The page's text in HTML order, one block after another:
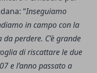
“Inseguiamo
in campo con la
perdere. C’è grande
di riscattare le due
e l’anno passato a